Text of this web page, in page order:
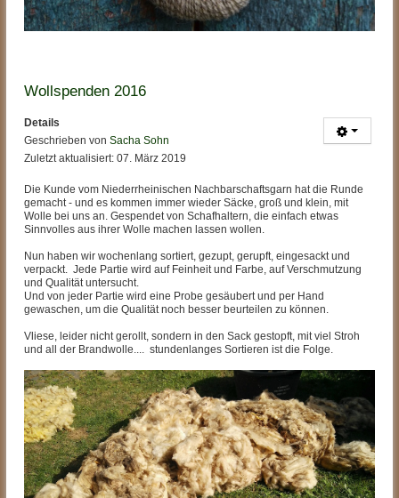
Wollspenden 2016
Details
Geschrieben von Sacha Sohn
Zuletzt aktualisiert: 07. März 2019
Die Kunde vom Niederrheinischen Nachbarschaftsgarn hat die Runde
gemacht - und es kommen immer wieder Säcke, groß und klein, mit
Wolle bei uns an. Gespendet von Schafhaltern, die einfach etwas
Sinnvolles aus ihrer Wolle machen lassen wollen.
Nun haben wir wochenlang sortiert, gezupt, gerupft, eingesackt und
verpackt. Jede Partie wird auf Feinheit und Farbe, auf Verschmutzung
und Qualität untersucht.
Und von jeder Partie wird eine Probe gesäubert und per Hand
gewaschen, um die Qualität noch besser beurteilen zu können.
Vliese, leider nicht gerollt, sondern in den Sack gestopft, mit viel Stroh
und all der Brandwolle.... stundenlanges Sortieren ist die Folge.